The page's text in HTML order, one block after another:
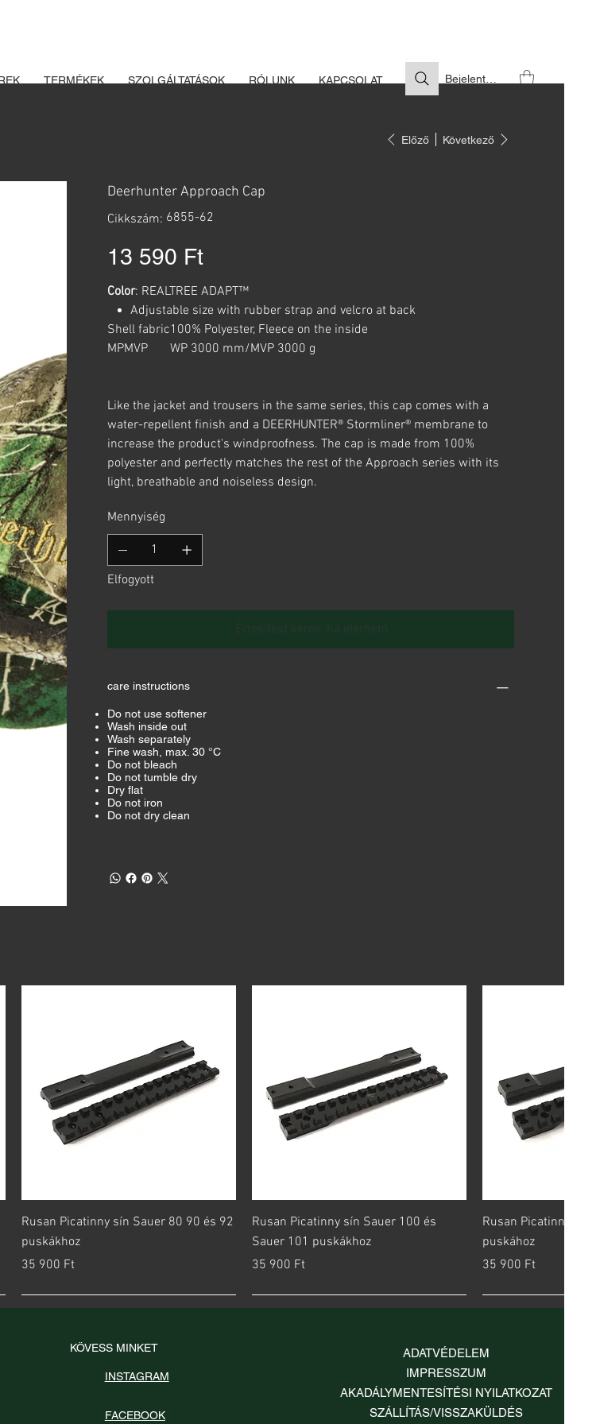
Bejelentkezés
TERMÉKEK SZOLGÁLTATÁSOK RÓLUNK KAPCSOLAT
Előző Következő
Deerhunter Approach Cap
Cikkszám:
Cikkszám:
6855-
6855-62
13 590 Ft
Color: REALTREE ADAPT™
Adjustable size with rubber strap and velcro at back
Shell fabric100% Polyester, Fleece on the inside
MPMVP
WP 3000 mm/MVP 3000 g
Like the jacket and trousers in the same series, this cap comes with a
water-repellent finish and a DEERHUNTER® Stormliner® membrane to
increase the product's windproofness. The cap is made from 100%
polyester and perfectly matches the rest of the Approach series with its
light, breathable and noiseless design.
Mennyiség
Elfogyott
Értesítést kérek, ha elérhető
care instructions
Do not use softener
Wash inside out
Wash separately
Fine wash, max. 30 °C
Do not bleach
Do not tumble dry
Dry flat
Do not iron
Do not dry clean
Gyorsnézet
Rusan Picatinny sín Sauer 80 90 és 92
puskákhoz
Ár
35 900 Ft
Gyorsnézet
Rusan Picatinny sín Sauer 100 és
Sauer 101 puskákhoz
Ár
35 900 Ft
Rusan Picatinny sín
puskához
Ár
35 900 Ft
ADATVÉDELEM
IMPRESSZUM
AKADÁLYMENTESÍTÉSI NYILATKOZAT
SZÁLLÍTÁS/VISSZAKÜLDÉS
KÖVESS MINKET
INSTAGRAM
FACEBOOK